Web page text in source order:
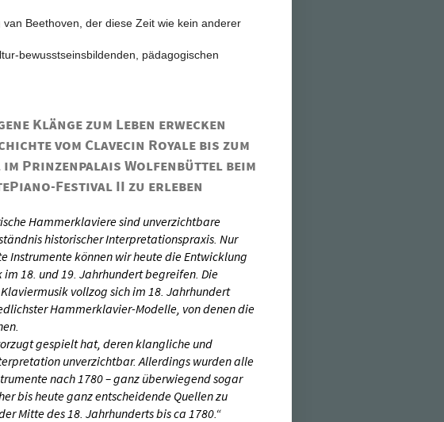
Beethoven, der diese Zeit wie kein anderer
bewusstseinsbildenden, pädagogischen
Klänge zum Leben erwecken
vom Clavecin Royale bis zum
Prinzenpalais Wolfenbüttel beim
Festival II zu erleben
Hammerklaviere sind unverzichtbare
historischer Interpretationspraxis. Nur
Instrumente können wir heute die Entwicklung
18. und 19. Jahrhundert begreifen. Die
vollzog sich im 18. Jahrhundert
Hammerklavier-Modelle, von denen die
gespielt hat, deren klangliche und
unverzichtbar. Allerdings wurden alle
nach 1780 – ganz überwiegend sogar
bis heute ganz entscheidende Quellen zu
Mitte des 18. Jahrhunderts bis ca 1780.“